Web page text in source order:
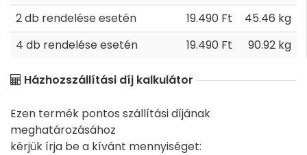
2 db rendelése esetén
19.490 Ft
45.46 kg
4 db rendelése esetén
19.490 Ft 90.92 kg
Házhozszállítási díj kalkulátor
Ezen termék pontos szállítási díjának
meghatározásához
kérjük írja be a kívánt mennyiséget: